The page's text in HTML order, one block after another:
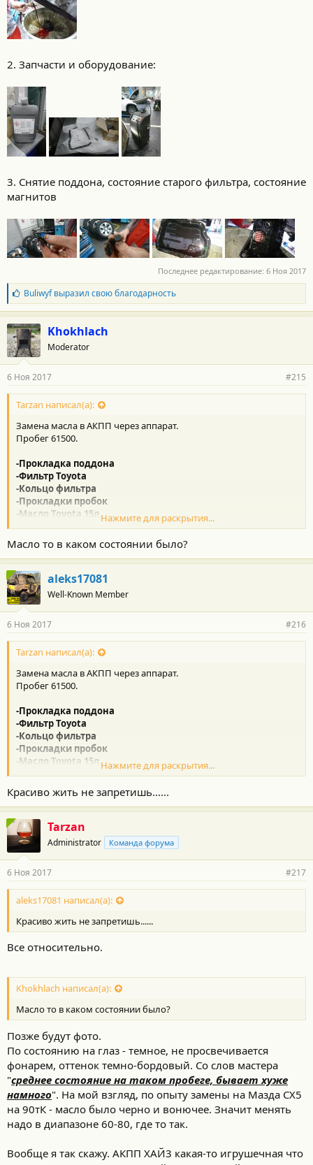
2. Запчасти и оборудование:
3. Снятие поддона, состояние старого фильтра, состояние
магнитов
Последнее редактирование: 6 Ноя 2017
Б
л
а
г
о
д
а
н
о
с
и
:
Buliwyfвыразил свою благодарность
Khokhlach
Moderator
6 Ноя 2017 #215
Tarzan написал(а):
Замена масла в АКПП через аппарат.
Пробег 61500.
-Прокладка поддона
-Фильтр Toyota
-Кольцо фильтра
-Прокладки пробок
-Масло Toyota 15л
. Запчасти оригинал у ОД.
ЗЫ: Замена без фильтра и снятия поддона через аппарат стоит
около 22.
Замена со снятием поддона и замена фильтра БЕЗ аппарат
(частичное слитие) стоит около 15.
Нажмите для раскрытия...
Масло то в каком состоянии было?
aleks17081
Well-Known Member
6 Ноя 2017 #216
Tarzan написал(а):
Замена масла в АКПП через аппарат.
Пробег 61500.
-Прокладка поддона
-Фильтр Toyota
-Кольцо фильтра
-Прокладки пробок
-Масло Toyota 15л
ЗЫ: Замена без фильтра и снятия поддона через аппарат стоит
около 22.
Замена со снятием поддона и замена фильтра БЕЗ аппарат
(частичное слитие) стоит около 15.
Нажмите для раскрытия...
Красиво жить не запретишь......
Tarzan
Administrator Команда форума
6 Ноя 2017 #217
aleks17081 написал(а):
Красиво жить не запретишь......
Все относительно.
Khokhlach написал(а):
Масло то в каком состоянии было?
Позже будут фото.
По состоянию на глаз - темное, не просвечивается
фонарем, оттенок темно-бордовый. Со слов мастера
"среднее состояние на таком пробеге, бывает хуже
намного". На мой взгляд, по опыту замены на Мазда СХ5
на 90тК - масло было черно и вонючее. Значит менять
надо в диапазоне 60-80, где то так.
Вообще я так скажу. АКПП ХАЙ3 какая-то игрушечная что